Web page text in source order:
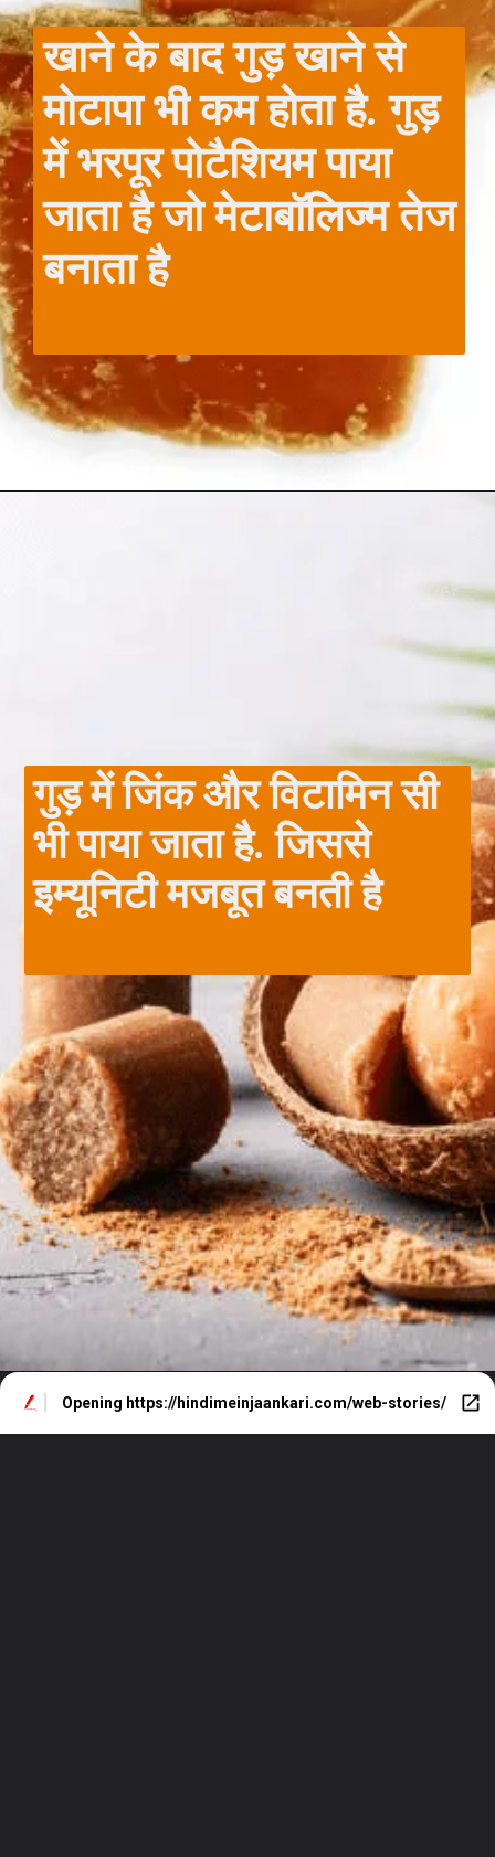
खाने के बाद गुड़ खाने से
मोटापा भी कम होता है. गुड़
में भरपूर पोटैशियम पाया
जाता है जो मेटाबॉलिज्म तेज
बनाता है
गुड़ में जिंक और विटामिन सी
भी पाया जाता है. जिससे
इम्यूनिटी मजबूत बनती है
Opening https://hindimeinjaankari.com/web-stories/